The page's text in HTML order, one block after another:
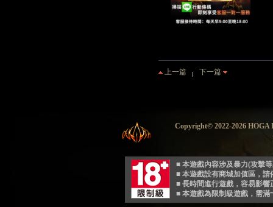
上一篇 下一篇
Copyright© 2022-2026
■ 本遊戲內容涉及暴力(攻擊
■ 本遊戲設有商城加值區，
■ 長時間進行遊戲，容易影
■ 本遊戲為限制級遊戲，需